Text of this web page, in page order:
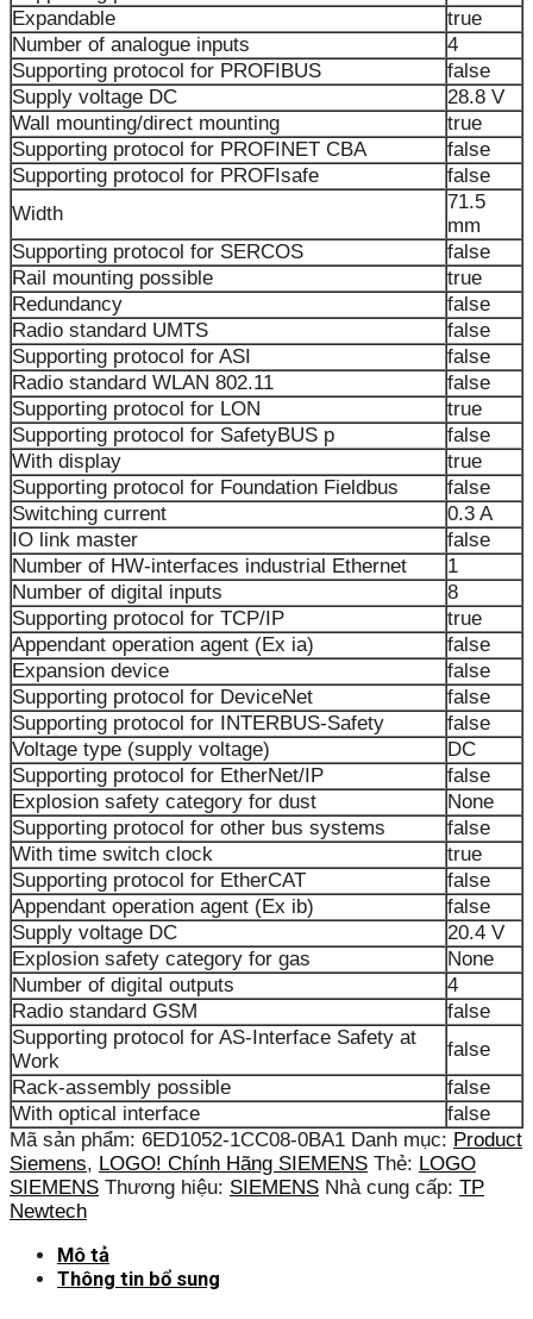
Expandable
true
Number of analogue inputs
4
Supporting protocol for PROFIBUS
false
Supply voltage DC
28.8 V
Wall mounting/direct mounting
true
Supporting protocol for PROFINET CBA
false
Supporting protocol for PROFIsafe
false
Width
71.5
mm
Supporting protocol for SERCOS
false
Rail mounting possible
true
Redundancy
false
Radio standard UMTS
false
Supporting protocol for ASI
false
Radio standard WLAN 802.11
false
Supporting protocol for LON
true
Supporting protocol for SafetyBUS p
false
With display
true
Supporting protocol for Foundation Fieldbus
false
Switching current
0.3 A
IO link master
false
Number of HW-interfaces industrial Ethernet
1
Number of digital inputs
8
Supporting protocol for TCP/IP
true
Appendant operation agent (Ex ia)
false
Expansion device
false
Supporting protocol for DeviceNet
false
Supporting protocol for INTERBUS-Safety
false
Voltage type (supply voltage)
DC
Supporting protocol for EtherNet/IP
false
Explosion safety category for dust
None
Supporting protocol for other bus systems
false
With time switch clock
true
Supporting protocol for EtherCAT
false
Appendant operation agent (Ex ib)
false
Supply voltage DC
20.4 V
Explosion safety category for gas
None
Number of digital outputs
4
Radio standard GSM
false
Supporting protocol for AS-Interface Safety at
Work
false
Rack-assembly possible
false
With optical interface
false
Mã sản phẩm: 6ED1052-1CC08-0BA1 Danh mục: Product
Siemens, LOGO! Chính Hãng SIEMENS Thẻ: LOGO
SIEMENS Thương hiệu: SIEMENS Nhà cung cấp: TP
Newtech
Mô tả
Thông tin bổ sung